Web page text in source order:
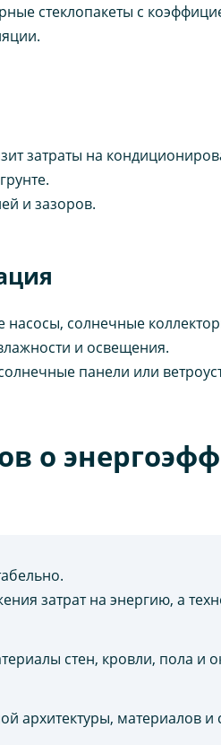
стеклопакеты с
затраты на
и зазоров.
насосы, солнечные
и освещения.
панели или
о
затрат на энергию, а
стен, кровли, пола и
архитектуры, материалов и